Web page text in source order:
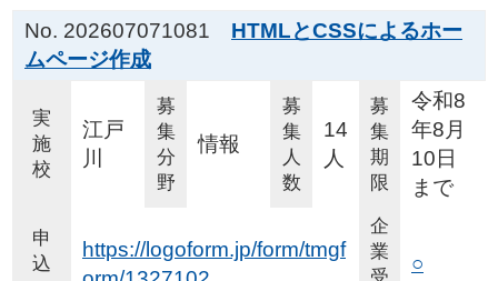
No. 202607071081 HTMLとCSSによるホー
ムページ作成
実
施
校
江戸
川
募
集
分
野
情報
募
集
人
数
14
人
募
集
期
限
令和8
年8月
10日
まで
申
込
https://logoform.jp/form/tmgf
企
業
○